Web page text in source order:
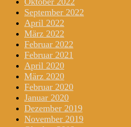
September 2022
April 2022
März 2022
Februar 2022
Februar 2021
April 2020
März 2020
Februar 2020
Januar 2020
Dezember 2019
November 2019